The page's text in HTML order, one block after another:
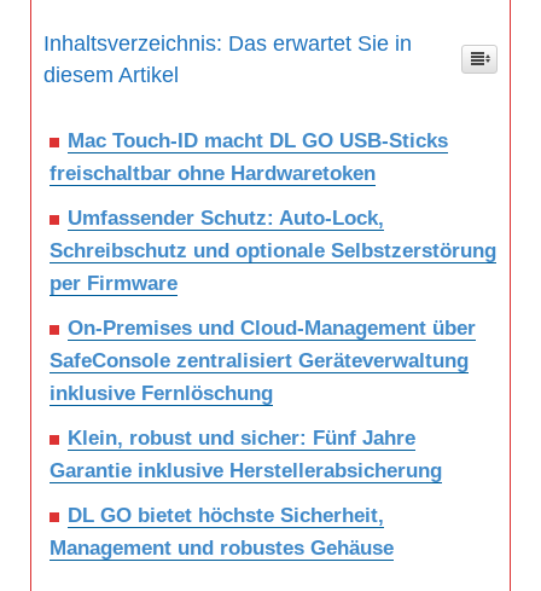
Inhaltsverzeichnis: Das erwartet Sie in
diesem Artikel
Mac Touch-ID macht DL GO USB-Sticks
freischaltbar ohne Hardwaretoken
Umfassender Schutz: Auto-Lock,
Schreibschutz und optionale Selbstzerstörung
per Firmware
On-Premises und Cloud-Management über
SafeConsole zentralisiert Geräteverwaltung
inklusive Fernlöschung
Klein, robust und sicher: Fünf Jahre
Garantie inklusive Herstellerabsicherung
DL GO bietet höchste Sicherheit,
Management und robustes Gehäuse